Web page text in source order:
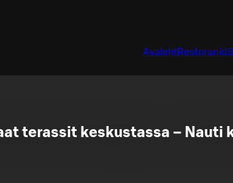
AvalehtRestoranid
terassit keskustassa –